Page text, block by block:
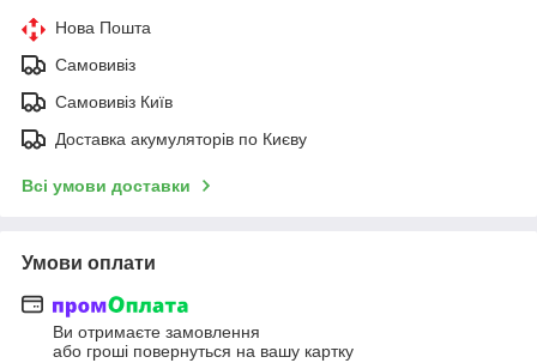
Нова Пошта
Самовивіз
Самовивіз Київ
Доставка акумуляторів по Києву
Всі умови доставки
Умови оплати
Ви отримаєте замовлення
або гроші повернуться на вашу картку